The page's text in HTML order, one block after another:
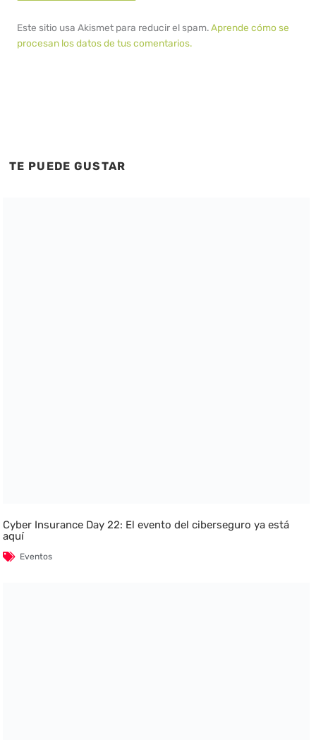
Este sitio usa Akismet para reducir el spam.Aprende cómo se
procesan los datos de tus comentarios.
TE PUEDE GUSTAR
Cyber Insurance Day 22: El evento del ciberseguro ya está
aquí
Eventos